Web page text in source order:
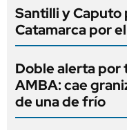
Santilli y Caputo
Catamarca por
Doble alerta por
AMBA: cae
de una de frío